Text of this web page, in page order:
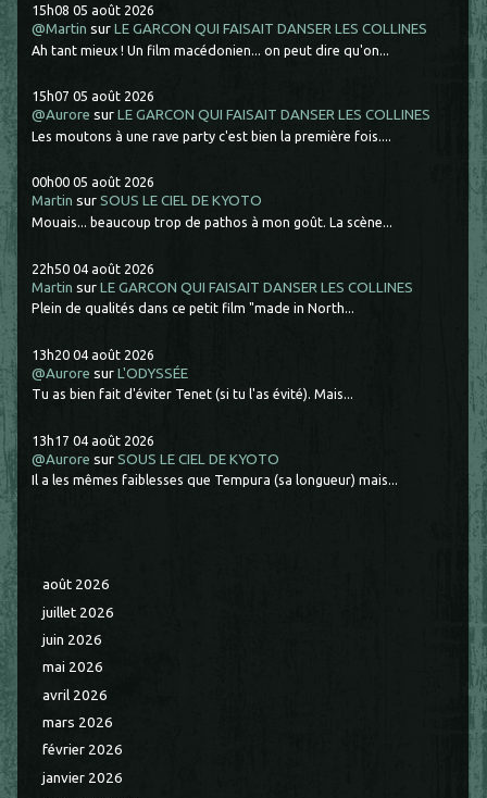
15h08 05 août 2026
@Martin surLE GARCON QUI FAISAIT DANSER LES COLLINES
Ah tant mieux ! Un film macédonien... on peut dire qu'on...
15h07 05 août 2026
@Aurore surLE GARCON QUI FAISAIT DANSER LES COLLINES
Les moutons à une rave party c'est bien la première fois....
00h00 05 août 2026
Martin surSOUS LE CIEL DE KYOTO
Mouais... beaucoup trop de pathos à mon goût. La scène...
22h50 04 août 2026
Martin surLE GARCON QUI FAISAIT DANSER LES COLLINES
Plein de qualités dans ce petit film "made in North...
13h20 04 août 2026
@Aurore surL'ODYSSÉE
Tu as bien fait d'éviter Tenet (si tu l'as évité). Mais...
13h17 04 août 2026
@Aurore surSOUS LE CIEL DE KYOTO
Il a les mêmes faiblesses que Tempura (sa longueur) mais...
août 2026
juillet 2026
juin 2026
mai 2026
avril 2026
mars 2026
février 2026
janvier 2026